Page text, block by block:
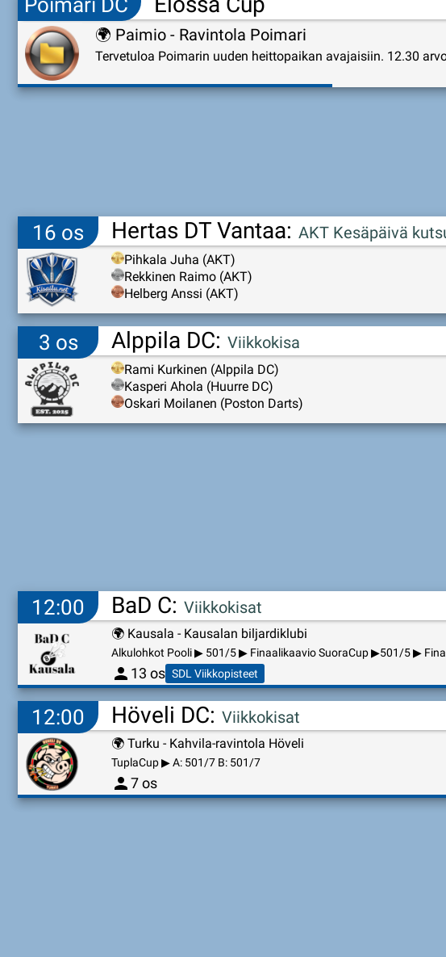
Poimari DC
🌍 Paimio - Ravintola Poimari
Tervetuloa Poimarin uuden heittopaikan avajaisiin. 12.30
16 os Hertas DT Vantaa: AKT Kesäpäivä
Pihkala Juha (AKT)
Rekkinen Raimo (AKT)
Helberg Anssi (AKT)
3 os Alppila DC: Viikkokisa
Rami Kurkinen (Alppila DC)
Kasperi Ahola (Huurre DC)
Oskari Moilanen (Poston Darts)
12:00 BaD C: Viikkokisat
🌍 Kausala - Kausalan biljardiklubi
Alkulohkot Pooli ▶ 501/5 ▶ Finaalikaavio SuoraCup ▶501/5 ▶
person 13 os SDL Viikkopisteet
12:00 Höveli DC: Viikkokisat
🌍 Turku - Kahvila-ravintola Höveli
TuplaCup ▶ A: 501/7 B: 501/7
person7 os